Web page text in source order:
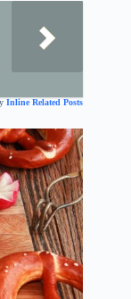
Inline Related Posts